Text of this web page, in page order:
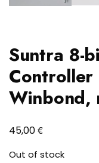
Suntra 8-
Controller
Winbond,
45,00€
Out of stock